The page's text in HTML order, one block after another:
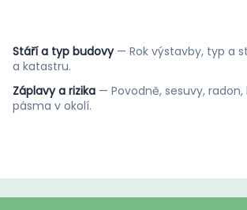
Stáří a typ budovy — Rok výstavby, typ a
a katastru.
Záplavy a rizika — Povodně, sesuvy,
pásma v okolí.